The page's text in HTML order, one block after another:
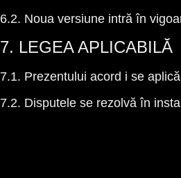
6.2. Noua versiune intră în
7. LEGEA APLICABILĂ
7.1. Prezentului acord i se
7.2. Disputele se rezolvă în